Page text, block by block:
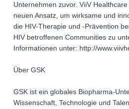
Unternehmen zuvor. ViiV
neuen Ansatz, um wirksame und
die HIV-Therapie und -Prävention
HIV betroffenen Communities zu
Informationen unter: http://
Über GSK
GSK ist ein globales Biopharma-
Wissenschaft, Technologie und